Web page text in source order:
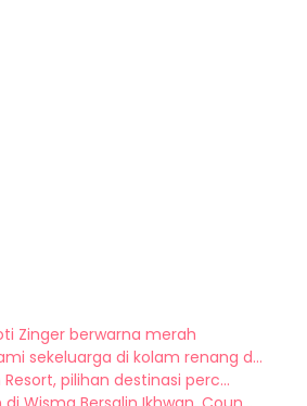
Zinger berwarna merah
sekeluarga di kolam renang d...
pilihan destinasi perc...